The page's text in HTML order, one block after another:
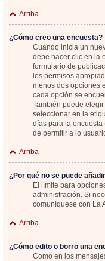
Arriba
¿Cómo creo una encuesta?
Cuando inicia un
debe hacer clic en la
formulario de
los permisos
menos dos opciones
cada opción se
También puede
seleccionar en la
días para la
de permitir a lo
Arriba
¿Por qué no se puede
El límite para
administración. Si
comuníquese con La
Arriba
¿Cómo edito o borro una
Como en los